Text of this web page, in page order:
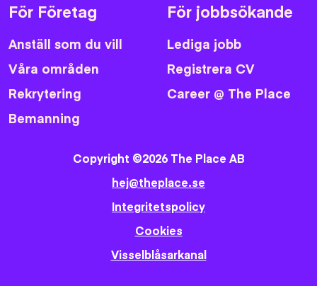
För Företag
Anställ som du vill
Våra områden
Rekrytering
Bemanning
För jobbsökande
Lediga jobb
Registrera CV
Career @ The Place
Copyright ©2026 The Place AB
hej@theplace.se
Integritetspolicy
Cookies
Visselblåsarkanal